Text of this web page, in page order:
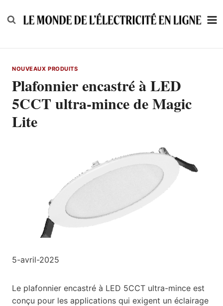
to
NOUVEAUX PRODUITS
Plafonnier encastré à LED
5CCT ultra-mince de Magic
Lite
5-avril-2025
Le plafonnier encastré à LED 5CCT ultra-mince est
conçu pour les applications qui exigent un éclairage